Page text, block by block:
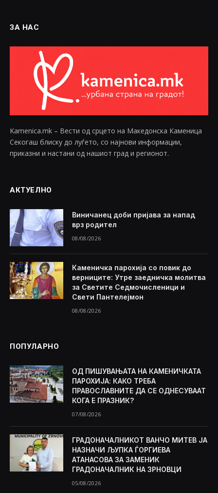
ЗА НАС
Kamenica.mk – Вести од срцето на Македонска Каменица
Секогаш блиску до луѓето, со најнови информации,
приказни и настани од нашиот град и регионот.
АКТУЕЛНО
Виничанец доби пријава за напад
врз родител
08/08/2026
Каменичка парохија со повик до
верниците: Утре заедничка молитва
за Светите Седмочисленици и
Свети Пантелејмон
08/08/2026
ПОПУЛАРНО
ОД ПИШУВАЊАТА НА КАМЕНИЧКАТА
ПАРОХИЈА: КАКО ТРЕБА
ПРАВОСЛАВНИТЕ ДА СЕ ОДНЕСУВААТ
КОГА Е ПРАЗНИК?
07/08/2026
ГРАДОНАЧАЛНИКОТ ВАНЧО МИТЕВ ЈА
НАЗНАЧИ ЉУПКА ЃОРГИЕВА
АТАНАСОВА ЗА ЗАМЕНИК
ГРАДОНАЧАЛНИК НА ЗРНОВЦИ
05/08/2026